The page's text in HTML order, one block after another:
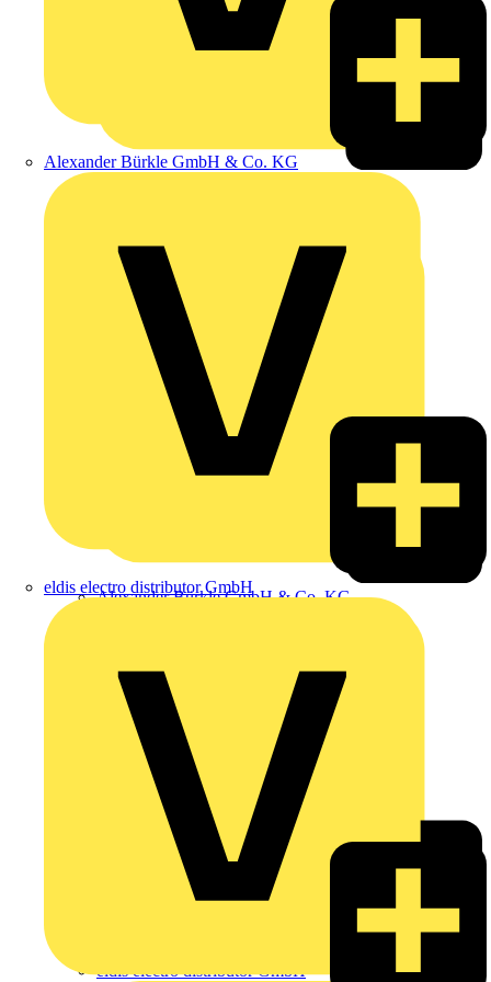
Alexander Bürkle GmbH & Co. KG
eldis electro distributor GmbH
Alexander Bürkle GmbH & Co. KG
eldis electro distributor GmbH